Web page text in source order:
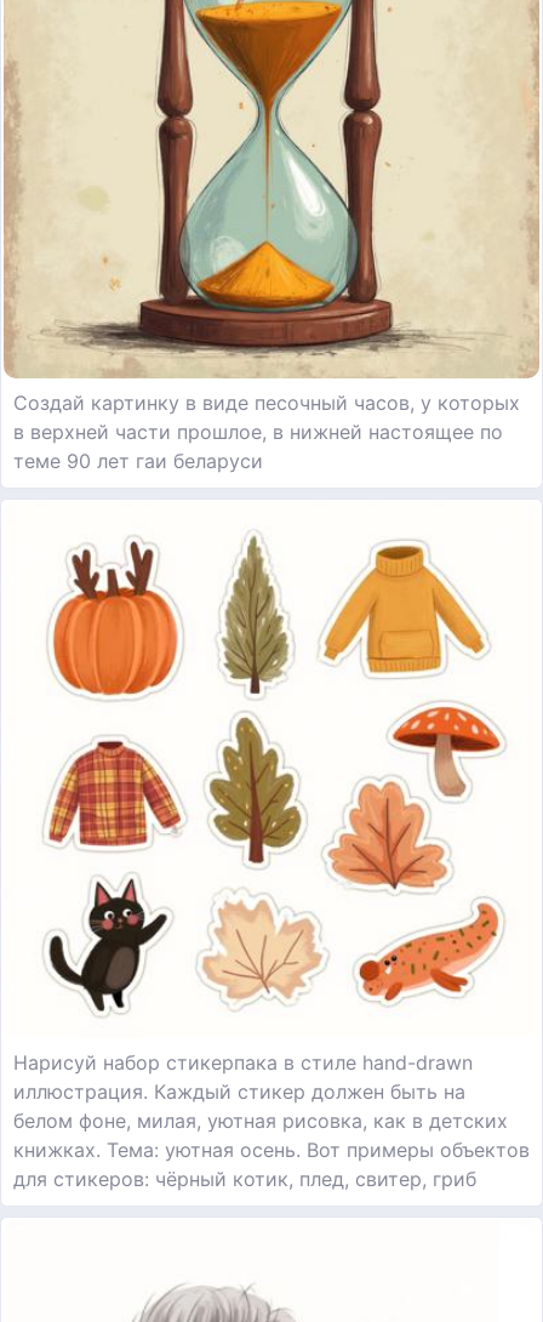
Создай картинку в виде песочный часов, у которых
в верхней части прошлое, в нижней настоящее по
теме 90 лет гаи беларуси
Нарисуй набор стикерпака в стиле hand-drawn
иллюстрация. Каждый стикер должен быть на
белом фоне, милая, уютная рисовка, как в детских
книжках. Тема: уютная осень. Вот примеры объектов
для стикеров: чёрный котик, плед, свитер, гриб